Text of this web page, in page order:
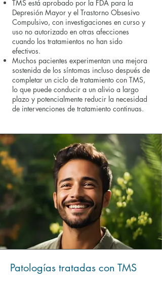
TMS está aprobado por la FDA para la
Depresión Mayor y el Trastorno Obsesivo
Compulsivo, con investigaciones en curso y
uso no autorizado en otras afecciones
cuando los tratamientos no han sido
efectivos.
Muchos pacientes experimentan una mejora
sostenida de los síntomas incluso después de
completar un ciclo de tratamiento con TMS,
lo que puede conducir a un alivio a largo
plazo y potencialmente reducir la necesidad
de intervenciones de tratamiento continuas.
Patologías tratadas con TMS